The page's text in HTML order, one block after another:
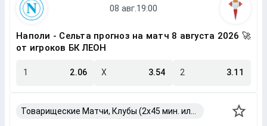
Наполи - Сельта прогноз на матч 8 августа 2026 🚀
от игроков БК ЛЕОН
1 2.06 X 3.54 2 3.11